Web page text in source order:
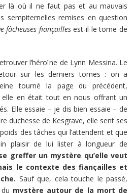
là où il ne faut pas et au mauvais
sempiternelles remises en question
fâcheuses fiançaillesest-il le tome de
l’héroïne de Lynn Messina. Le
sur les derniers tomes : on a
tourné la page du précédent,
elle en était tout en nous offrant un
Elle essaie – je dis bien essaie – de
duchesse de Kesgrave, elle sent ses
des tâches qui l’attendent et que
plaisir de lui lister à longueur de
greffer un mystère qu’elle veut
le contexte des fiançailles et
Sauf que, cela touche le passé,
mystère autour de la mort de